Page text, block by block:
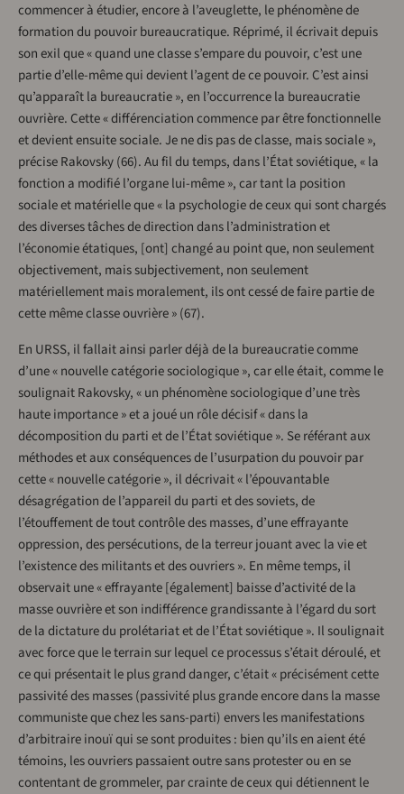
commencer à étudier, encore à l’aveuglette, le phénomène de
formation du pouvoir bureaucratique. Réprimé, il écrivait depuis
son exil que « quand une classe s’empare du pouvoir, c’est une
partie d’elle-même qui devient l’agent de ce pouvoir. C’est ainsi
qu’apparaît la bureaucratie », en l’occurrence la bureaucratie
ouvrière. Cette « différenciation commence par être fonctionnelle
et devient ensuite sociale. Je ne dis pas de classe, mais sociale »,
précise Rakovsky (66). Au fil du temps, dans l’État soviétique, « la
fonction a modifié l’organe lui-même », car tant la position
sociale et matérielle que « la psychologie de ceux qui sont chargés
des diverses tâches de direction dans l’administration et
l’économie étatiques, [ont] changé au point que, non seulement
objectivement, mais subjectivement, non seulement
matériellement mais moralement, ils ont cessé de faire partie de
cette même classe ouvrière » (67).
En URSS, il fallait ainsi parler déjà de la bureaucratie comme
d’une « nouvelle catégorie sociologique », car elle était, comme le
soulignait Rakovsky, « un phénomène sociologique d’une très
haute importance » et a joué un rôle décisif « dans la
décomposition du parti et de l’État soviétique ». Se référant aux
méthodes et aux conséquences de l’usurpation du pouvoir par
cette « nouvelle catégorie », il décrivait « l’épouvantable
désagrégation de l’appareil du parti et des soviets, de
l’étouffement de tout contrôle des masses, d’une effrayante
oppression, des persécutions, de la terreur jouant avec la vie et
l’existence des militants et des ouvriers ». En même temps, il
observait une « effrayante [également] baisse d’activité de la
masse ouvrière et son indifférence grandissante à l’égard du sort
de la dictature du prolétariat et de l’État soviétique ». Il soulignait
avec force que le terrain sur lequel ce processus s’était déroulé, et
ce qui présentait le plus grand danger, c’était « précisément cette
passivité des masses (passivité plus grande encore dans la masse
communiste que chez les sans-parti) envers les manifestations
d’arbitraire inouï qui se sont produites : bien qu’ils en aient été
témoins, les ouvriers passaient outre sans protester ou en se
contentant de grommeler, par crainte de ceux qui détiennent le